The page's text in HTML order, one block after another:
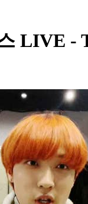
LIVE -